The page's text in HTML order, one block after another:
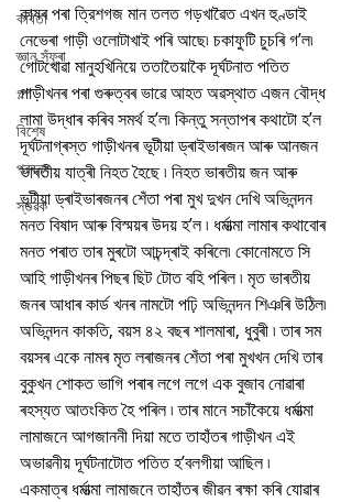
কবিতা
জ্ঞান সঁফুৰা
গল্প
বিশেষ
প্ৰবন্ধ
স্তৱক
কাষৰ পৰা ত্রিশগজ মান তলত গড়খাৱৈত এখন হুণ্ডাই
নেভেৰা গাড়ী ওলোটাখাই পৰি আছে৷ চকাফুটি চুচৰি গ’ল৷
গোটখোৱা মানুহখিনিয়ে ততাতৈয়াকৈ দূৰ্ঘটনাত পতিত
গাড়ীখনৰ পৰা গুৰুত্বৰ ভাৱে আহত অৱস্থাত এজন বৌদ্ধ
লামা উদ্ধাৰ কৰিব সমৰ্থ হ’ল৷ কিন্তু সন্তাপৰ কথাটো হ’ল
দূৰ্ঘটনাগ্ৰস্ত গাড়ীখনৰ ভূটীয়া ড্ৰাইভাৰজন আৰু আনজন
ভাৰতীয় যাত্ৰী নিহত হৈছে ৷ নিহত ভাৰতীয় জন আৰু
ভূটীয়া ড্ৰাইভাৰজনৰ শেঁতা পৰা মুখ দুখন দেখি অভিনন্দন
মনত বিষাদ আৰু বিস্ময়ৰ উদয় হ’ল ৷ ধৰ্মাত্মা লামাৰ কথাবোৰ
মনত পৰাত তাৰ মুৰটো আচন্দ্ৰাই কৰিলে৷ কোনোমতে সি
আহি গাড়ীখনৰ পিছৰ ছিট টোত বহি পৰিল ৷ মৃত ভাৰতীয়
জনৰ আধাৰ কাৰ্ড খনৰ নামটো পঢ়ি অভিনন্দন শিঞৰি উঠিল৷
অভিনন্দন কাকতি, বয়স ৪২ বছৰ শালমাৰা, ধুবুৰী ৷ তাৰ সম
বয়সৰ একে নামৰ মৃত লৰাজনৰ শেঁতা পৰা মুখখন দেখি তাৰ
বুকুখন শোকত ভাগি পৰাৰ লগে লগে এক বুজাব নোৱাৰা
ৰহস্যত আতংকিত হৈ পৰিল ৷ তাৰ মানে সচাঁকৈয়ে ধৰ্মাত্মা
লামাজনে আগজাননী দিয়া মতে তাহাঁতৰ গাড়ীখন এই
অভাৱনীয় দূৰ্ঘটনাটোত পতিত হ’বলগীয়া আছিল ৷
একমাত্ৰ ধৰ্মাত্মা লামাজনে তাহাঁতৰ জীৱন ৰক্ষা কৰি যোৱাৰ